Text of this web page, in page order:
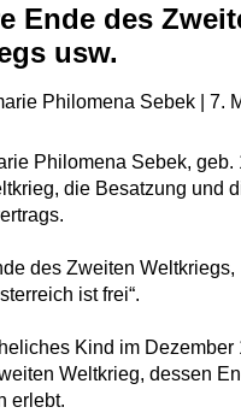
Ende des
usw.
Philomena Sebek | 7.
Philomena Sebek, geb.
die Besatzung und
des Zweiten Weltkriegs,
ist frei“.
Kind im Dezember
Weltkrieg, dessen
erlebt.